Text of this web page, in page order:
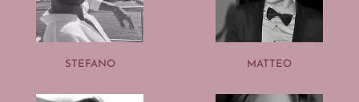
STEFANO MATTEO